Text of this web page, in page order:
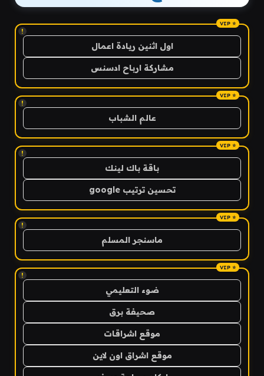
!
اول اثنين ريادة اعمال
مشاركة ارباح ادسنس
!
عالم الشباب
!
باقة باك لينك
تحسين ترتيب google
!
ماسنجر المسلم
!
ضوء التعليمي
صحيفة برق
موقع اشراقات
موقع اشراق اون لاين